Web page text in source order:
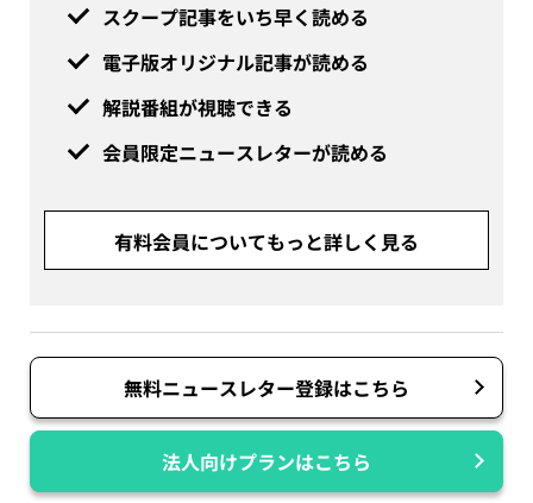
スクープ記事をいち早く読める
電子版オリジナル記事が読める
解説番組が視聴できる
会員限定ニュースレターが読める
有料会員についてもっと詳しく見る
無料ニュースレター登録はこちら
法人向けプランはこちら